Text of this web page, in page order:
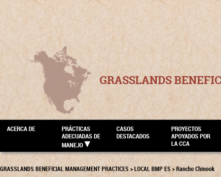
GRASSLANDS
ACERCA DE
PRÁCTICAS
ADECUADAS DE
MANEJO
CASOS
DESTACADOS
PROYECTOS
APOYADOS POR
LA CCA
GRASSLANDS BENEFICIAL MANAGEMENT PRACTICES>LOCAL BMP ES>Rancho Chinook